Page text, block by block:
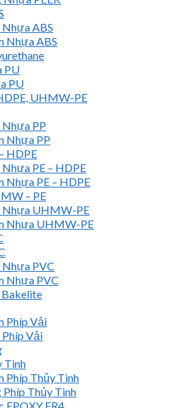
Nhựa ABS
Nhựa ABS
PU
PU
UHMW-PE
Nhựa PP
Nhựa PP
HDPE
Nhựa PE – HDPE
Nhựa PE – HDPE
– PE
Nhựa UHMW-PE
Nhựa UHMW-PE
Nhựa PVC
Nhựa PVC
Bakelite
Phíp Vải
Phíp Vải
Tinh
Phíp Thủy Tinh
Phíp Thủy Tinh